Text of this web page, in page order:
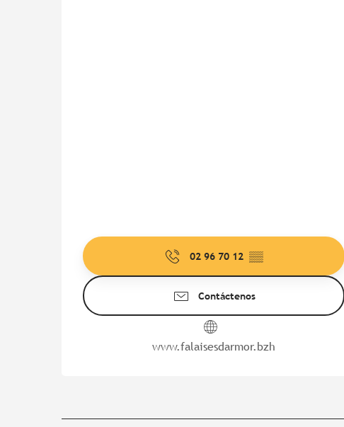
02 96 70 12 ▒▒
Contáctenos
www.falaisesdarmor.bzh